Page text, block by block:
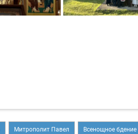
Митрополит Павел Всенощное бдение